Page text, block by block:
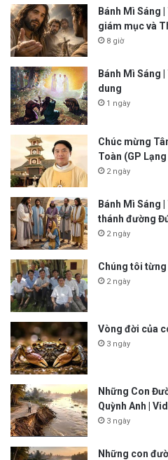
Bánh Mì Sáng
giám mục và
8 giờ
Bánh Mì Sáng
dung
1 ngày
Chúc mừng
Toàn (GP
2 ngày
Bánh Mì Sáng
thánh đường
2 ngày
Chúng tôi
2 ngày
Vòng đời của
3 ngày
Những Con
Quỳnh Anh |
3 ngày
Những con